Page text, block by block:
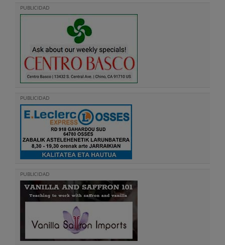
PUBLICIDAD
PUBLICIDAD
PUBLICIDAD